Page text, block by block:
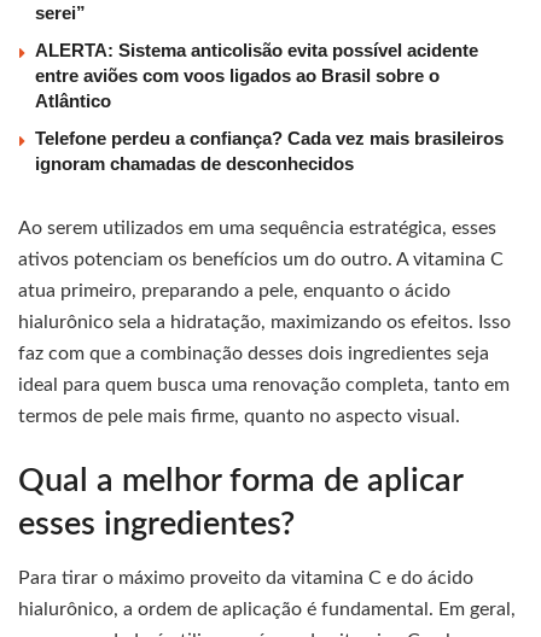
serei”
ALERTA: Sistema anticolisão evita possível acidente
entre aviões com voos ligados ao Brasil sobre o
Atlântico
Telefone perdeu a confiança? Cada vez mais brasileiros
ignoram chamadas de desconhecidos
Ao serem utilizados em uma sequência estratégica, esses
ativos potenciam os benefícios um do outro. A vitamina C
atua primeiro, preparando a pele, enquanto o ácido
hialurônico sela a hidratação, maximizando os efeitos. Isso
faz com que a combinação desses dois ingredientes seja
ideal para quem busca uma renovação completa, tanto em
termos de pele mais firme, quanto no aspecto visual.
Qual a melhor forma de aplicar
esses ingredientes?
Para tirar o máximo proveito da vitamina C e do ácido
hialurônico, a ordem de aplicação é fundamental. Em geral,